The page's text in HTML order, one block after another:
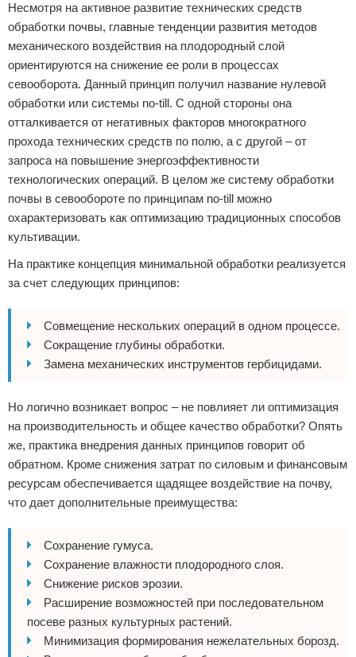
Несмотря на активное развитие технических средств
обработки почвы, главные тенденции развития методов
механического воздействия на плодородный слой
ориентируются на снижение ее роли в процессах
севооборота. Данный принцип получил название нулевой
обработки или системы no-till. С одной стороны она
отталкивается от негативных факторов многократного
прохода технических средств по полю, а с другой – от
запроса на повышение энергоэффективности
технологических операций. В целом же систему обработки
почвы в севообороте по принципам no-till можно
охарактеризовать как оптимизацию традиционных способов
культивации.
На практике концепция минимальной обработки реализуется
за счет следующих принципов:
Совмещение нескольких операций в одном процессе.
Сокращение глубины обработки.
Замена механических инструментов гербицидами.
Но логично возникает вопрос – не повлияет ли оптимизация
на производительность и общее качество обработки? Опять
же, практика внедрения данных принципов говорит об
обратном. Кроме снижения затрат по силовым и финансовым
ресурсам обеспечивается щадящее воздействие на почву,
что дает дополнительные преимущества:
Сохранение гумуса.
Сохранение влажности плодородного слоя.
Снижение рисков эрозии.
Расширение возможностей при последовательном
посеве разных культурных растений.
Минимизация формирования нежелательных борозд.